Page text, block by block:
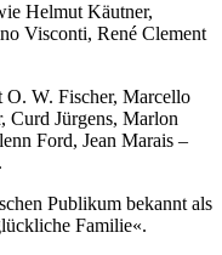
Helmut Käutner,
Visconti, René Clement
O. W. Fischer, Marcello
Curd Jürgens, Marlon
Ford, Jean Marais –
Publikum bekannt als
Familie«.